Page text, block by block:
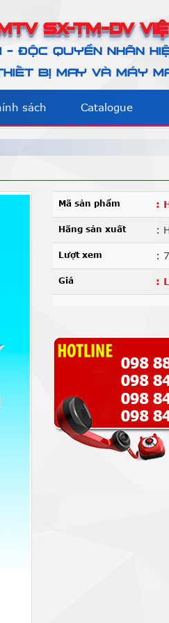
SX-TM-DV
- ĐỘC QUYỀN NHÃN
BỊ MAY VÀ MÁY
sách Catalogue
Mã sản phẩm :
Hãng sản xuất :
Lượt xem :
Giá :